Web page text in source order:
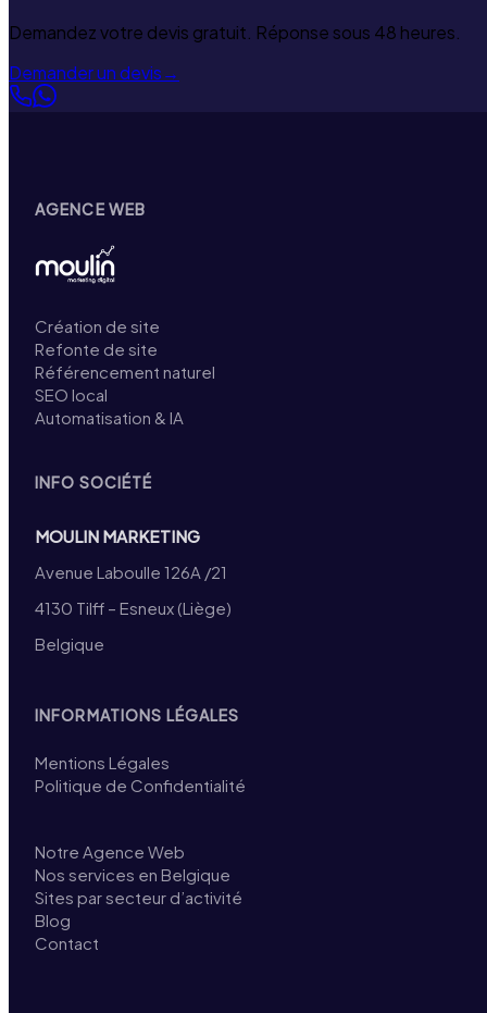
Demandez votre devis gratuit. Réponse sous 48 heures.
Demander un devis→
AGENCE WEB
Création de site
Refonte de site
Référencement naturel
SEO local
Automatisation & IA
INFO SOCIÉTÉ
MOULIN MARKETING
Avenue Laboulle 126A /21
4130 Tilff – Esneux (Liège)
Belgique
INFORMATIONS LÉGALES
Mentions Légales
Politique de Confidentialité
Notre Agence Web
Nos services en Belgique
Sites par secteur d’activité
Blog
Contact